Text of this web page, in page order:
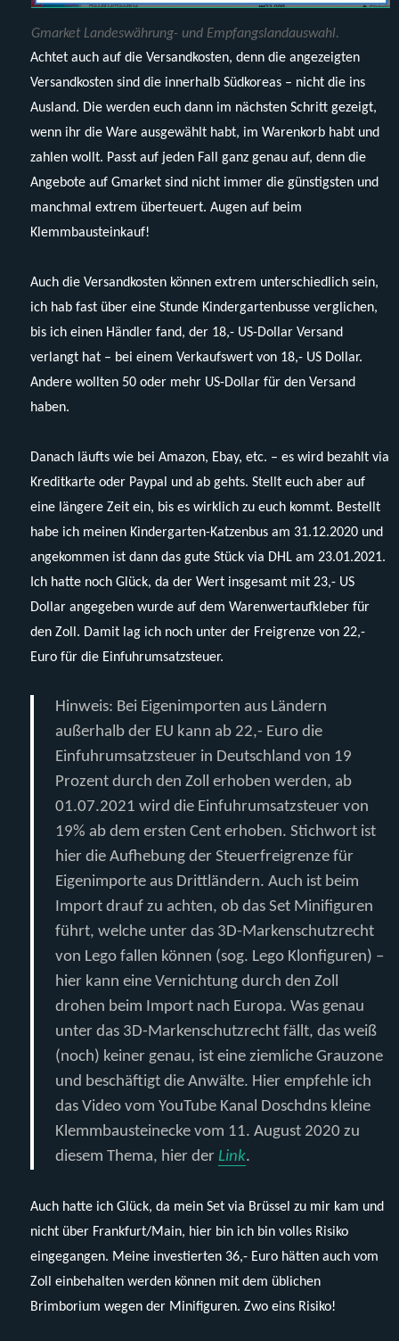
Gmarket Landeswährung- und Empfangslandauswahl.
Achtet auch auf die Versandkosten, denn die angezeigten
Versandkosten sind die innerhalb Südkoreas – nicht die ins
Ausland. Die werden euch dann im nächsten Schritt gezeigt,
wenn ihr die Ware ausgewählt habt, im Warenkorb habt und
zahlen wollt. Passt auf jeden Fall ganz genau auf, denn die
Angebote auf Gmarket sind nicht immer die günstigsten und
manchmal extrem überteuert. Augen auf beim
Klemmbausteinkauf!
Auch die Versandkosten können extrem unterschiedlich sein,
ich hab fast über eine Stunde Kindergartenbusse verglichen,
bis ich einen Händler fand, der 18,- US-Dollar Versand
verlangt hat – bei einem Verkaufswert von 18,- US Dollar.
Andere wollten 50 oder mehr US-Dollar für den Versand
haben.
Danach läufts wie bei Amazon, Ebay, etc. – es wird bezahlt via
Kreditkarte oder Paypal und ab gehts. Stellt euch aber auf
eine längere Zeit ein, bis es wirklich zu euch kommt. Bestellt
habe ich meinen Kindergarten-Katzenbus am 31.12.2020 und
angekommen ist dann das gute Stück via DHL am 23.01.2021.
Ich hatte noch Glück, da der Wert insgesamt mit 23,- US
Dollar angegeben wurde auf dem Warenwertaufkleber für
den Zoll. Damit lag ich noch unter der Freigrenze von 22,-
Euro für die Einfuhrumsatzsteuer.
Hinweis: Bei Eigenimporten aus Ländern
außerhalb der EU kann ab 22,- Euro die
Einfuhrumsatzsteuer in Deutschland von 19
Prozent durch den Zoll erhoben werden, ab
01.07.2021 wird die Einfuhrumsatzsteuer von
19% ab dem ersten Cent erhoben. Stichwort ist
hier die Aufhebung der Steuerfreigrenze für
Eigenimporte aus Drittländern. Auch ist beim
Import drauf zu achten, ob das Set Minifiguren
führt, welche unter das 3D-Markenschutzrecht
von Lego fallen können (sog. Lego Klonfiguren) –
hier kann eine Vernichtung durch den Zoll
drohen beim Import nach Europa. Was genau
unter das 3D-Markenschutzrecht fällt, das weiß
(noch) keiner genau, ist eine ziemliche Grauzone
und beschäftigt die Anwälte. Hier empfehle ich
das Video vom YouTube Kanal Doschdns kleine
Klemmbausteinecke vom 11. August 2020 zu
diesem Thema, hier der Link.
Auch hatte ich Glück, da mein Set via Brüssel zu mir kam und
nicht über Frankfurt/Main, hier bin ich bin volles Risiko
eingegangen. Meine investierten 36,- Euro hätten auch vom
Zoll einbehalten werden können mit dem üblichen
Brimborium wegen der Minifiguren. Zwo eins Risiko!